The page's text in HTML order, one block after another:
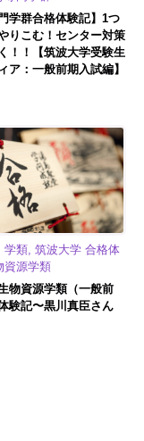
学群合格体験記】1つ
りこむ！センター対策
！！【筑波大学受験生
ア：一般前期入試編】
学類, 筑波大学 合格体
資源学類
物資源学類（一般前
験記〜黒川真臣さん